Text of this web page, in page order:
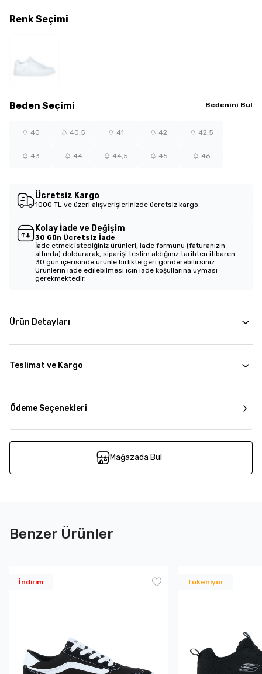
Beden Seçimi Bedenini Bul
40 40,5 41 42 42,5
43 44 44,5 45 46
RenkSeçimi
Ücretsiz Kargo
1000 TL ve üzeri alışverişlerinizde ücretsiz kargo.
Kolay İade ve Değişim
30 Gün Ücretsiz İade
İade etmek istediğiniz ürünleri, iade formunu (faturanızın
altında) doldurarak, siparişi teslim aldığınız tarihten itibaren
30 gün içerisinde ürünle birlikte geri gönderebilirsiniz.
Ürünlerin iade edilebilmesi için iade koşullarına uyması
gerekmektedir.
Ürün Detayları
Teslimat ve Kargo
Ödeme Seçenekleri
Mağazada Bul
Benzer Ürünler
İndirim Tükeniyor